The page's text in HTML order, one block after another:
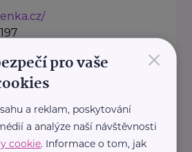
×
pro vaše
a reklam, poskytování
a analýze naší návštěvnosti
cookie. Informace o tom, jak